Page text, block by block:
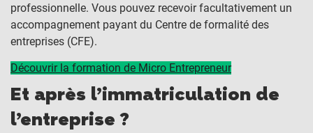
professionnelle. Vous pouvez recevoir facultativement un
accompagnement payant du Centre de formalité des
entreprises (CFE).
Découvrir la formation de Micro Entrepreneur
Et après l’immatriculation de
l’entreprise ?